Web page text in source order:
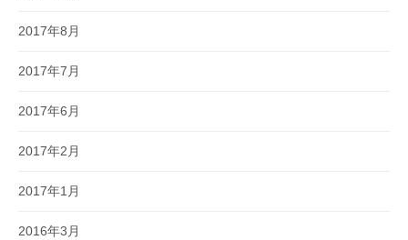
2017年8月
2017年7月
2017年6月
2017年2月
2017年1月
2016年3月